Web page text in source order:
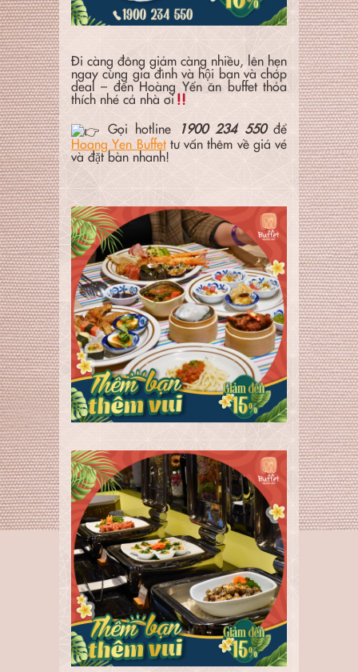
Đi càng đông giảm càng nhiều, lên hẹn
ngay cùng gia đình và hội bạn và chớp
deal – đến Hoàng Yến ăn buffet thỏa
thích nhé cả nhà ơi
Gọi hotline
1900 234 550để
Hoang Yen Buffettư vấn thêm về giá vé
và đặt bàn nhanh!